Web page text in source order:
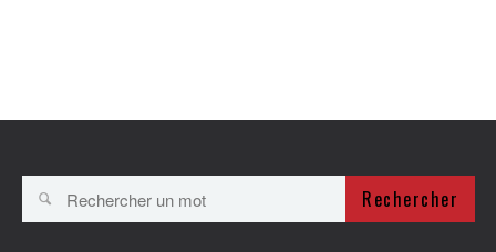
Rechercher